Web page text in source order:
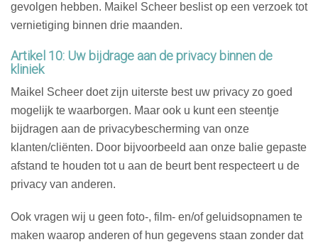
gevolgen hebben. Maikel Scheer beslist op een verzoek tot
vernietiging binnen drie maanden.
Artikel 10: Uw bijdrage aan de privacy binnen de
kliniek
Maikel Scheer doet zijn uiterste best uw privacy zo goed
mogelijk te waarborgen. Maar ook u kunt een steentje
bijdragen aan de privacybescherming van onze
klanten/cliënten. Door bijvoorbeeld aan onze balie gepaste
afstand te houden tot u aan de beurt bent respecteert u de
privacy van anderen.
Ook vragen wij u geen foto-, film- en/of geluidsopnamen te
maken waarop anderen of hun gegevens staan zonder dat